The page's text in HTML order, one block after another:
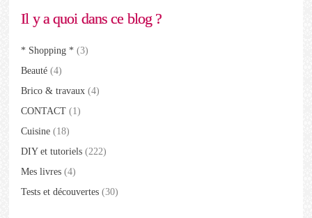
Il y a quoi dans ce blog ?
* Shopping * (3)
Beauté (4)
Brico & travaux (4)
CONTACT (1)
Cuisine (18)
DIY et tutoriels (222)
Mes livres (4)
Tests et découvertes (30)